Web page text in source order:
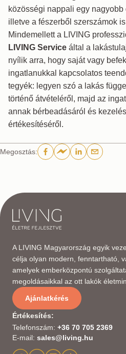
közösségi nappali egy
illetve a fészerből szerszámok
Mindemellett a LIVING
LIVING Service által a
nyílik arra, hogy saját vagy
ingatlanukkal kapcsolatos
tegyék: legyen szó a lakás
történő átvételéről, majd az
annak bérbeadásáról és
értékesítéséről.
Megosztás:
A LIVING Magyarország egyik
célja olyan modern, fenntartható,
amelyek emberközpontú
megoldásaikkal az ott lakók
Ajánlatkérés
Értékesítés:
Telefonszám: +36 70 705 2369
E-mail: sales@living.hu